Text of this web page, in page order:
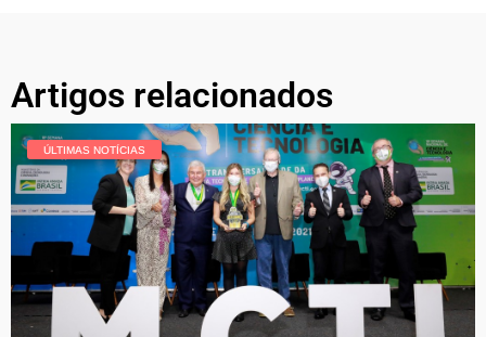
Artigos relacionados
ÚLTIMAS NOTÍCIAS